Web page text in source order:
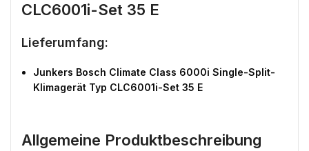
CLC6001i-Set 35 E
Lieferumfang:
Junkers Bosch Climate Class 6000i Single-Split-
Klimagerät Typ CLC6001i-Set 35 E
Allgemeine Produktbeschreibung